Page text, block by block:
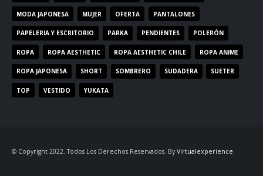
MODA JAPONESA MUJER OFERTA PANTALONES
PAPELERIA Y ESCRITORIO PARKA PENDIENTES POLERÓN
ROPA ROPA AESTHETIC ROPA AESTHETIC CHILE ROPA ANIME
ROPA JAPONESA SHORT SOMBRERO SUDADERA SUETER
TOP VESTIDO YUKATA
© Copyright 2022. Todos Los Derechos Reservados. By Virtualexperience